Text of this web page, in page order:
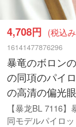
4,708円 (税込
16141477876296
暴竜のボロン
の同項のパイ
の高清の偏光
【暴龙BL 7116
同モデルパイロ